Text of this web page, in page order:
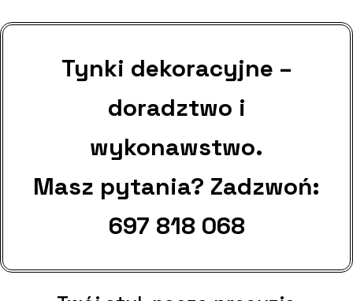
Tynki dekoracyjne –
doradztwo i
wykonawstwo.
Masz pytania? Zadzwoń:
697 818 068